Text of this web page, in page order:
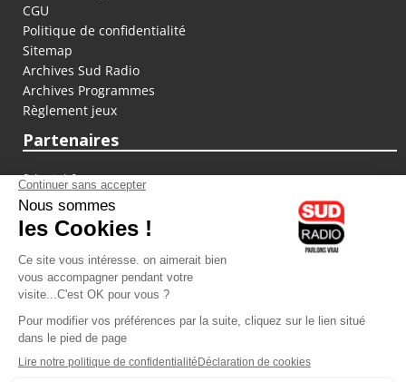
CGU
Politique de confidentialité
Sitemap
Archives Sud Radio
Archives Programmes
Règlement jeux
Partenaires
fiducial.fr
lyoncapitale.fr
olympique-et-lyonnais.com
L'application Iphone / Android
Téléchargez l'application
Les cookies